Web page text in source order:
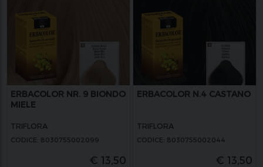
ERBACOLOR NR. 9 BIONDO
MIELE
TRIFLORA
CODICE: 8030755002099
€ 13,50
ERBACOLOR N.4 CASTANO
TRIFLORA
CODICE: 8030755002044
€ 13,50